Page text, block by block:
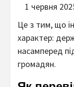
1 червня
Це з тим, що
характер:
насамперед
громадян.